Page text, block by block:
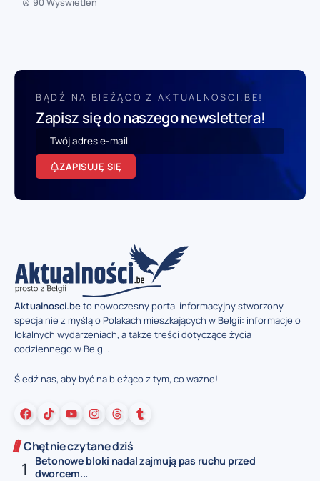
BĄDŹ NA BIEŻĄCO Z AKTUALNOSCI.BE!
Zapisz się do naszego newslettera!
ZAPISUJĘ SIĘ
Aktualnosci.beto nowoczesny portal informacyjny stworzony
specjalnie z myślą o Polakach mieszkających w Belgii: informacje o
lokalnych wydarzeniach, a także treści dotyczące życia
codziennego w Belgii.
Śledź nas, aby być na bieżąco z tym, co ważne!
Chętnie czytane dziś
Betonowe bloki nadal zajmują pas ruchu przed
dworcem...